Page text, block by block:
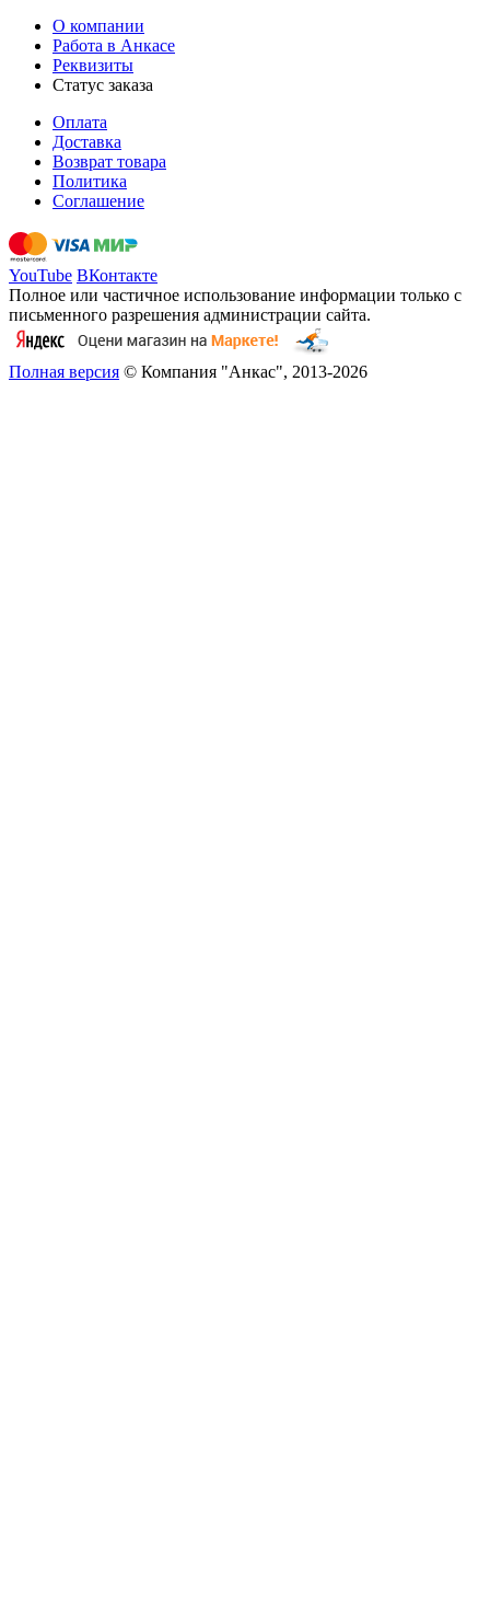
О компании
Работа в Анкасе
Реквизиты
Статус заказа
Оплата
Доставка
Возврат товара
Политика
Соглашение
YouTube ВКонтакте
Полное или частичное использование информации только с
письменного разрешения администрации сайта.
Полная версия © Компания "Анкас", 2013-2026